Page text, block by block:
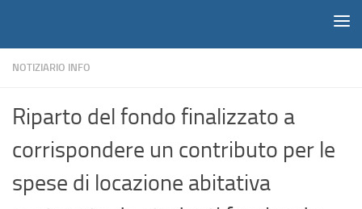
NOTIZIARIO INFO
Riparto del fondo finalizzato a
corrispondere un contributo per le
spese di locazione abitativa